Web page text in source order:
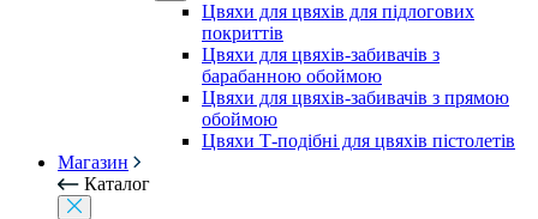
Цвяхи для цвяхів для підлогових
покриттів
Цвяхи для цвяхів-забивачів з
барабанною обоймою
Цвяхи для цвяхів-забивачів з прямою
обоймою
Цвяхи Т-подібні для цвяхів пістолетів
Магазин
Каталог